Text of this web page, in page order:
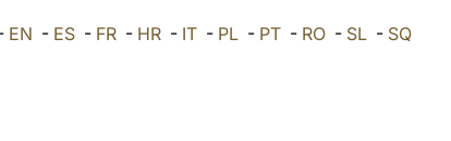
EN - ES- FR- HR- IT- PL- PT- RO- SL- SQ